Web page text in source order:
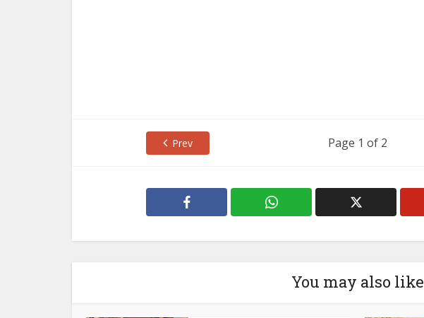
Page 1 of 2
Prev
You may also like